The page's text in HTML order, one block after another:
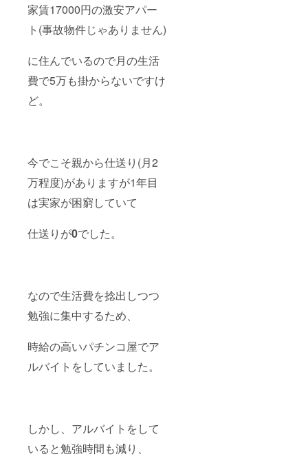
家賃17000円の激安アパー
ト(事故物件じゃありません)
に住んでいるので月の生活
費で5万も掛からないですけ
ど。
今でこそ親から仕送り(月2
万程度)がありますが1年目
は実家が困窮していて
仕送りが0でした。
なので生活費を捻出しつつ
勉強に集中するため、
時給の高いパチンコ屋でア
ルバイトをしていました。
しかし、アルバイトをして
いると勉強時間も減り、